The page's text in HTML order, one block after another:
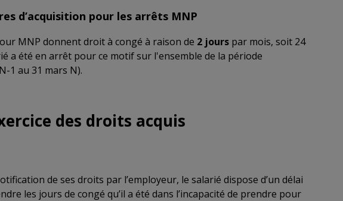
d’acquisition pour les arrêts MNP
MNP donnent droit à congé à raison de 2 jours par mois, soit 24
a été en arrêt pour ce motif sur l'ensemble de la période
1 au 31 mars N).
des droits acquis
de ses droits par l’employeur, le salarié dispose d’un délai
les jours de congé qu’il a été dans l’incapacité de prendre pour